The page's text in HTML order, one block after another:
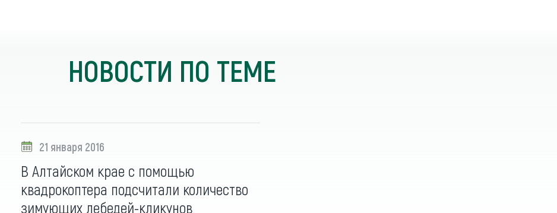
НОВОСТИ ПО ТЕМЕ
21 января 2016
В Алтайском крае с помощью
квадрокоптера подсчитали количество
зимующих лебедей-кликунов